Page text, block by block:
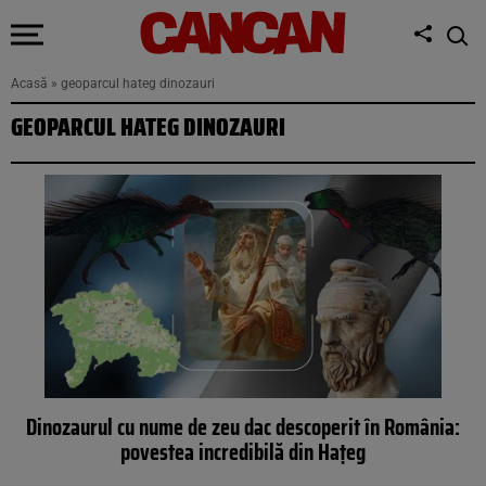
Acasă » geoparcul hateg dinozauri
GEOPARCUL HATEG DINOZAURI
Dinozaurul cu nume de zeu dac descoperit în România:
povestea incredibilă din Hațeg